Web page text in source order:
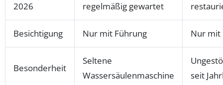
2026
regelmäßig gewartet
Besichtigung Nur mit Führung Nur mit
Besonderheit
Seltene
Wassersäulenmaschine
seit